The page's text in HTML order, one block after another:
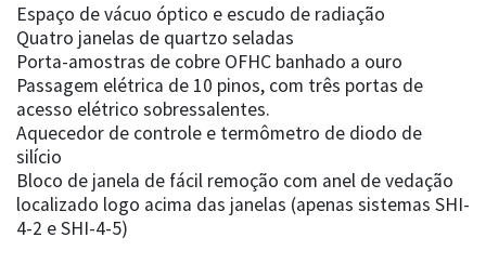
Espaço de vácuo óptico e escudo de radiação
Quatro janelas de quartzo seladas
Porta-amostras de cobre OFHC banhado a ouro
Passagem elétrica de 10 pinos, com três portas de
acesso elétrico sobressalentes.
Aquecedor de controle e termômetro de diodo de
silício
Bloco de janela de fácil remoção com anel de vedação
localizado logo acima das janelas (apenas sistemas SHI-
4-2 e SHI-4-5)